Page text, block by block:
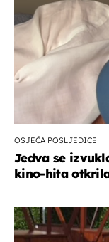
OSJEĆA POSLJEDICE
Jedva se
kino-hita